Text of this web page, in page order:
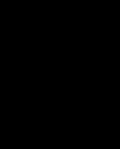
порадовал, много
целое. Результат